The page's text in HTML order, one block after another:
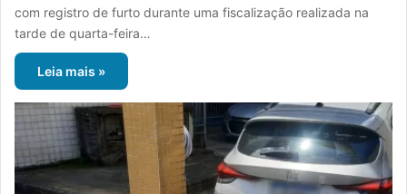
com registro de furto durante uma fiscalização realizada na
tarde de quarta-feira…
Leia mais »